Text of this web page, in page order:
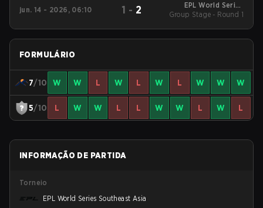
jun. 14 - 2026, 06:10 1 - 2
EPL World Series
Southeast Asia
Group Stage - Round 1
FORMULÁRIO
7/10 W W L W L W L W W W
5/10 L W W L L W W L W L
INFORMAÇÃO DE PARTIDA
Torneio
EPL World Series Southeast Asia